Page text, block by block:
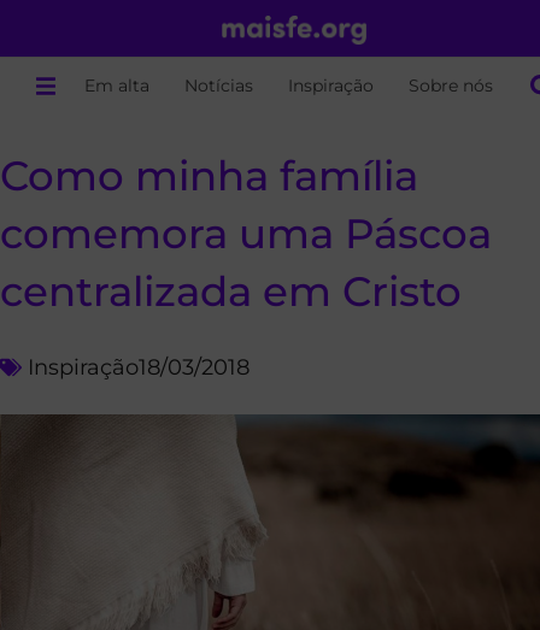
Em alta Notícias Inspiração Sobre nós
Como minha família
comemora uma Páscoa
centralizada em Cristo
Inspiração18/03/2018